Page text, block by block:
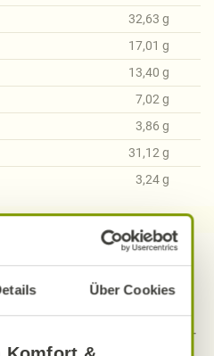
Über Cookies
32,63 g
17,01 g
13,40 g
7,02 g
3,86 g
31,12 g
3,24g
vegetarisch, gluten-
Rezepten?
genaue Erklärung der
vegetarischen, gluten-